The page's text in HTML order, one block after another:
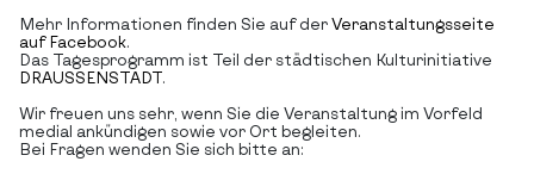
Mehr Informationen finden Sie auf derVeranstaltungsseite
auf Facebook.
Das Tagesprogramm ist Teil der städtischen Kulturinitiative
DRAUSSENSTADT.
Wir freuen uns sehr, wenn Sie die Veranstaltung im Vorfeld
medial ankündigen sowie vor Ort begleiten.
Bei Fragen wenden Sie sich bitte an: